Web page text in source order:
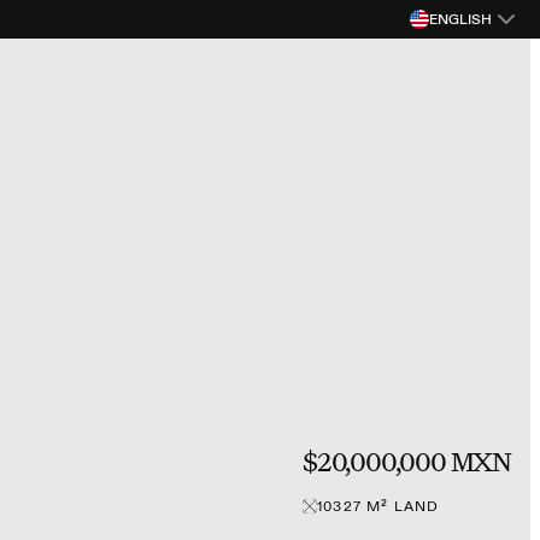
ENGLISH
$20,000,000 MXN
10327 M² LAND